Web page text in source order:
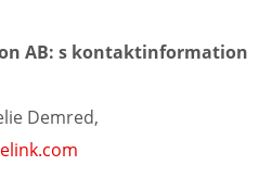
AB: s kontaktinformation
Demred,